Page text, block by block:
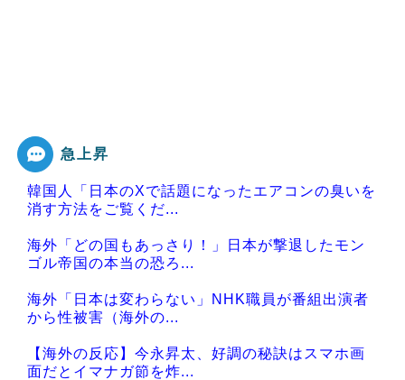
急上昇
韓国人「日本のXで話題になったエアコンの臭いを
消す方法をご覧くだ...
海外「どの国もあっさり！」日本が撃退したモン
ゴル帝国の本当の恐ろ...
海外「日本は変わらない」NHK職員が番組出演者
から性被害（海外の...
【海外の反応】今永昇太、好調の秘訣はスマホ画
面だとイマナガ節を炸...